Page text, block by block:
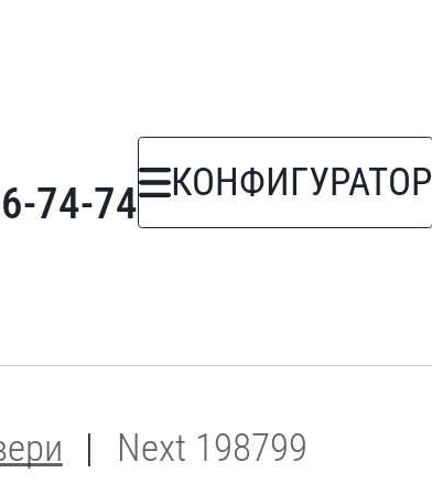
74-74
КОНФИГУРАТОР
Next 198799